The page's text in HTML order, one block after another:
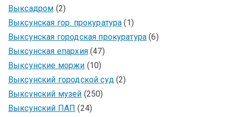
Выксадром (2)
Выксунская гор. прокуратура (1)
Выксунская городская прокуратура (6)
Выксунская епархия(47)
Выксунские моржи (10)
Выксунский городской суд(2)
Выксунский музей (250)
Выксунский ПАП (24)